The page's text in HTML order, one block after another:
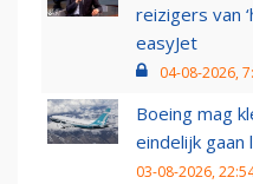
reizigers van
easyJet
04-08-2026,
Boeing mag
eindelijk gaan
03-08-2026,